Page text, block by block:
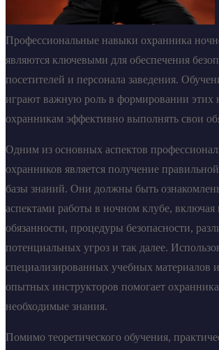
Профессиональные навыки охранника
являются ключевыми для обеспечения
посетителей и персонала заведения.
играют важную роль в формировании этих
охранникам эффективно выполнять свои
Одним из основных аспектов
охранников является получение
базы знаний. Они должны быть
аспектами работы в ночном клубе, включая
обязанности, процедуры безопасности,
потенциальных угроз и так далее.
специализированных учебных материалов
опытных инструкторов помогает
необходимые знания.
Помимо теоретического обучения,